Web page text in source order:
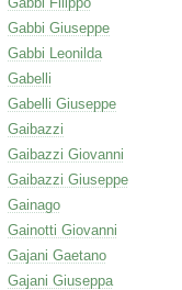
Gabbi Giuseppe
Gabbi Leonilda
Gabelli
Gabelli Giuseppe
Gaibazzi
Gaibazzi Giovanni
Gaibazzi Giuseppe
Gainago
Gainotti Giovanni
Gajani Gaetano
Gajani Giuseppa